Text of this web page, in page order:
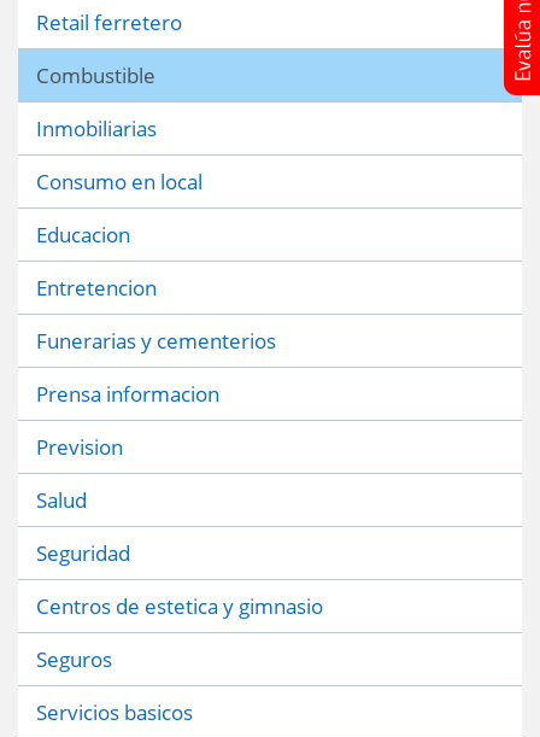
Retail ferretero
Combustible
Inmobiliarias
Consumo en local
Educacion
Entretencion
Funerarias y cementerios
Prensa informacion
Prevision
Salud
Seguridad
Centros de estetica y gimnasio
Seguros
Servicios basicos